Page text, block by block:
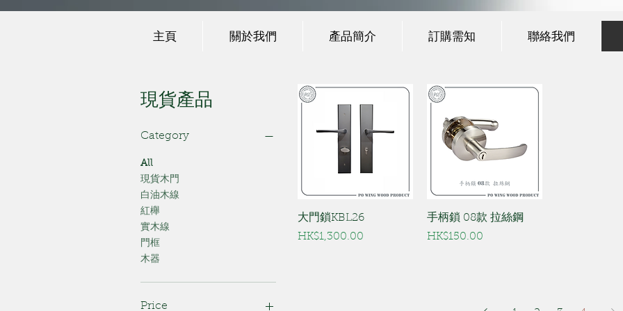
現貨產品
Category
All
現貨木門
白油木線
紅櫸
實木線
門框
木器
Price
大門鎖KBL26
Price
HK$1,300.00
手柄鎖 08款 拉絲鋼
Price
HK$150.00
主頁 關於我們 產品簡介 訂購需知 聯絡我們